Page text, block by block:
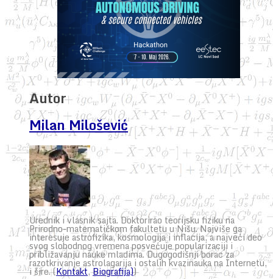
Autor
Milan Milošević
Urednik i vlasnik sajta. Doktorirao teorijsku fiziku na
Prirodno-matematičkom fakultetu u Nišu. Najviše ga
interesuje astrofizika, kosmologija i inflacija, a najveći deo
svog slobodnog vremena posvećuje popularizaciji i
približavanju nauke mladima. Dugogodišnji borac za
razotkrivanje astrolagarija i ostalih kvazinauka na Internetu,
i šire. (Kontakt,Biografija))